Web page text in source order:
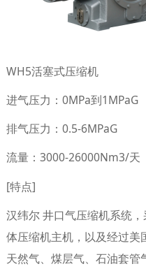
WH5活塞式压缩机
进气压力：0MPa到1MPaG
排气压力：0.5-6MPaG
流量：3000-26000Nm3/天
[特点]
汉纬尔 井口气压缩机系统
体压缩机主机，以及经过美
天然气、煤层气、石油套